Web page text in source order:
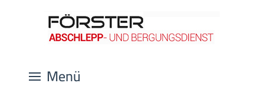
Menü